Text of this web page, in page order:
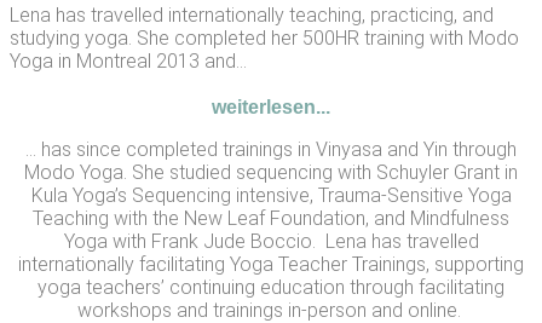
Lena has travelled internationally teaching, practicing, and
studying yoga. She completed her 500HR training with Modo
Yoga in Montreal 2013 and...
weiterlesen...
… has since completed trainings in Vinyasa and Yin through
Modo Yoga. She studied sequencing with Schuyler Grant in
Kula Yoga’s Sequencing intensive, Trauma-Sensitive Yoga
Teaching with the New Leaf Foundation, and Mindfulness
Yoga with Frank Jude Boccio. Lena has travelled
internationally facilitating Yoga Teacher Trainings, supporting
yoga teachers’ continuing education through facilitating
workshops and trainings in-person and online.